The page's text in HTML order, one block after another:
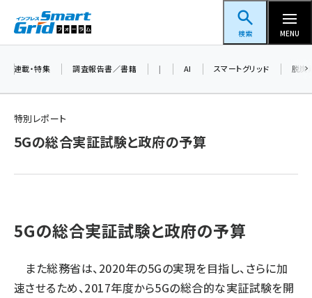
ン
スマートグリッドフォーラム
検索 MENU
新井宏征 (301)
ngn (285)
大串 (226)
連載・特集 調査報告書／書籍 | AI スマートグリッド 脱炭
特別レポート
5Gの総合実証試験と政府の予算
5Gの総合実証試験と政府の予算
また総務省は、2020年の5Gの実現を目指し、さらに加
速させるため、2017年度から5Gの総合的な実証試験を開